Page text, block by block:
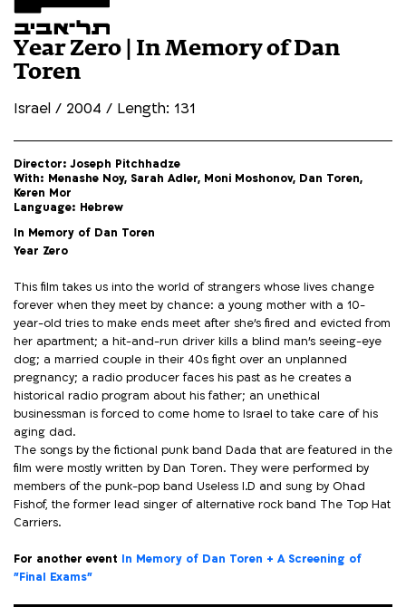
Year Zero | In Memory of Dan
Toren
Israel / 2004 / Length: 131
Director: Joseph Pitchhadze
With: Menashe Noy, Sarah Adler, Moni Moshonov, Dan Toren,
Keren Mor
Language: Hebrew
In Memory of Dan Toren
Year Zero
This film takes us into the world of strangers whose lives change
forever when they meet by chance: a young mother with a 10-
year-old tries to make ends meet after she's fired and evicted from
her apartment; a hit-and-run driver kills a blind man's seeing-eye
dog; a married couple in their 40s fight over an unplanned
pregnancy; a radio producer faces his past as he creates a
historical radio program about his father; an unethical
businessman is forced to come home to Israel to take care of his
aging dad.
The songs by the fictional punk band Dada that are featured in the
film were mostly written by Dan Toren. They were performed by
members of the punk-pop band Useless I.D and sung by Ohad
Fishof, the former lead singer of alternative rock band The Top Hat
Carriers.
For another event In Memory of Dan Toren + A Screening of
"Final Exams"